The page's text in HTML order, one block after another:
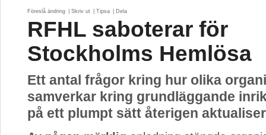
Föreslå ändring Skriv ut Tipsa Dela
RFHL saboterar för
Stockholms Hemlösa
Ett antal frågor kring hur olika
samverkar kring grundläggande
på ett plumpt sätt återigen